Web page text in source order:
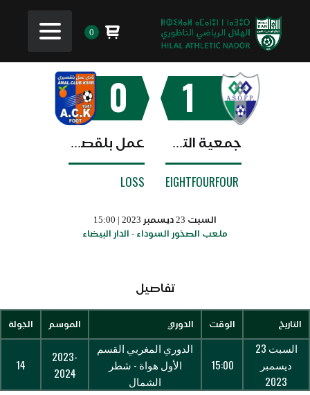
0
1
جمعية التكوين المهني
EIGHTFOURFOUR
0
عمل بلقصيري
LOSS
السبت 23 ديسمبر 2023 | 15:00
ملعب الصخور السوداء - الدار البيضاء
تفاصيل
التاريخ الوقت الدوري الموسم الجولة
السبت 23
ديسمبر
2023
15:00
الدوري المغربي القسم
الأول هواة - شطر
الشمال
2023-
2024
14